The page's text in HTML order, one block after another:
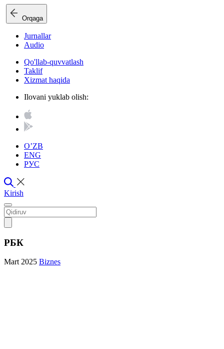
Orqaga
Jurnallar
Audio
Qo'llab-quvvatlash
Taklif
Xizmat haqida
Ilovani yuklab olish:
O’ZB
ENG
РУС
Kirish
РБК
Mart 2025 Biznes